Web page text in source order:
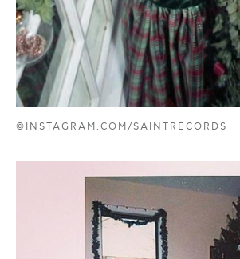
©INSTAGRAM.COM/SAINTRECORDS